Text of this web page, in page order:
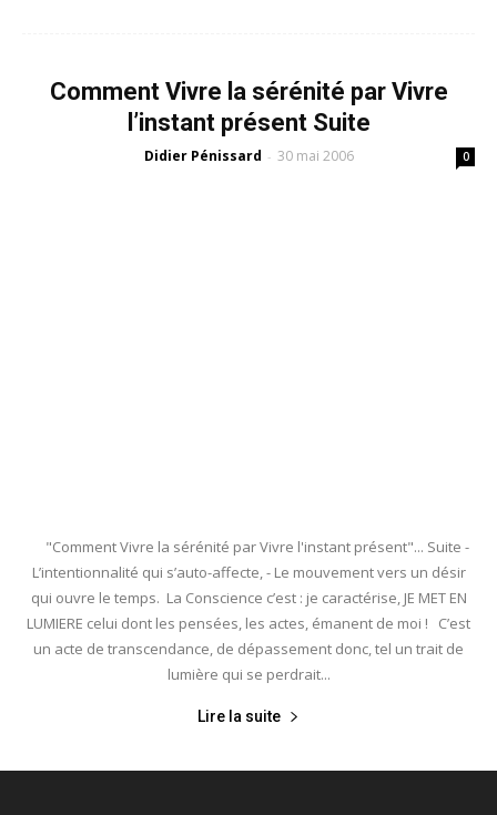
Comment Vivre la sérénité par Vivre
l’instant présent Suite
Didier Pénissard - 30 mai 2006 0
"Comment Vivre la sérénité par Vivre l'instant présent"... Suite -
L’intentionnalité qui s’auto-affecte, - Le mouvement vers un désir
qui ouvre le temps. La Conscience c’est : je caractérise, JE MET EN
LUMIERE celui dont les pensées, les actes, émanent de moi ! C’est
un acte de transcendance, de dépassement donc, tel un trait de
lumière qui se perdrait...
Lire la suite